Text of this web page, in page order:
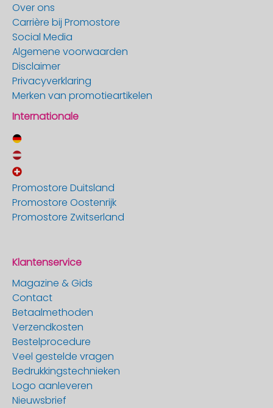
Over ons
Carrière bij Promostore
Social Media
Algemene voorwaarden
Disclaimer
Privacyverklaring
Merken van promotieartikelen
Internationale
Promostore Duitsland
Promostore Oostenrijk
Promostore Zwitserland
Klantenservice
Magazine & Gids
Contact
Betaalmethoden
Verzendkosten
Bestelprocedure
Veel gestelde vragen
Bedrukkingstechnieken
Logo aanleveren
Nieuwsbrief